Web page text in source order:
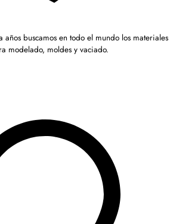
años buscamos en todo el mundo los materiales
modelado, moldes y vaciado.